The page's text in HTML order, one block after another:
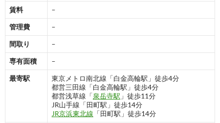
賃料 –
管理費 –
間取り –
専有面積 –
最寄駅
東京メトロ南北線「白金高輪駅」徒歩4分
都営三田線「白金高輪駅」徒歩4分
都営浅草線「泉岳寺駅 」徒歩11分
JR山手線「田町駅」徒歩14分
JR京浜東北線 「田町駅」徒歩14分